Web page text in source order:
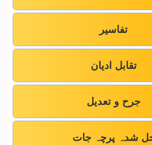
تفاسیر
تقابل ادیان
جرح و تعدیل
شدہ پرچہ جات